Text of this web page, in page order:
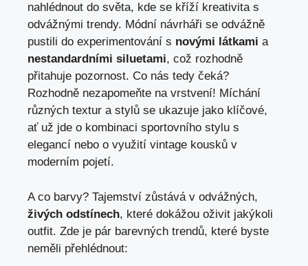
nahlédnout do světa, kde se kříží kreativita s
odvážnými trendy. Módní návrháři se odvážně
pustili do experimentování s novými látkami a
nestandardními siluetami, což rozhodně
přitahuje pozornost. Co nás tedy čeká?
Rozhodně nezapomeňte na vrstvení! Míchání
různých textur a stylů se ukazuje jako klíčové,
ať už jde o kombinaci sportovního stylu s
elegancí nebo o využití vintage kousků v
moderním pojetí.
A co barvy? Tajemství zůstává v odvážných,
živých odstínech, které dokážou oživit jakýkoli
outfit. Zde je pár barevných trendů, které byste
neměli přehlédnout: